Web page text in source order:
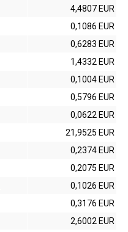
4,4807 EUR
0,1086 EUR
0,6283 EUR
1,4332 EUR
0,1004 EUR
0,5796 EUR
0,0622 EUR
21,9525 EUR
0,2374 EUR
0,2075 EUR
0,1026 EUR
0,3176 EUR
2,6002 EUR